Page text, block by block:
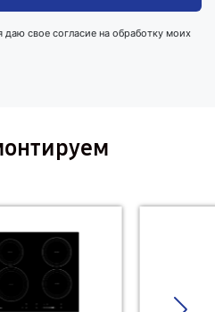
свое согласие на обработку моих